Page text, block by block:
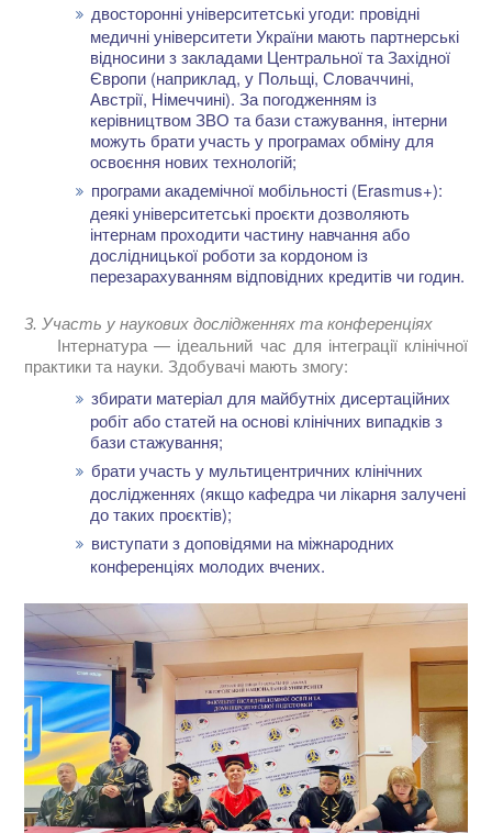
двосторонні університетські угоди: провідні
медичні університети України мають партнерські
відносини з закладами Центральної та Західної
Європи (наприклад, у Польщі, Словаччині,
Австрії, Німеччині). За погодженням із
керівництвом ЗВО та бази стажування, інтерни
можуть брати участь у програмах обміну для
освоєння нових технологій;
програми академічної мобільності (Erasmus+):
деякі університетські проєкти дозволяють
інтернам проходити частину навчання або
дослідницької роботи за кордоном із
перезарахуванням відповідних кредитів чи годин.
3. Участь у наукових дослідженнях та конференціях
Інтернатура — ідеальний час для інтеграції клінічної
практики та науки. Здобувачі мають змогу:
збирати матеріал для майбутніх дисертаційних
робіт або статей на основі клінічних випадків з
бази стажування;
брати участь у мультицентричних клінічних
дослідженнях (якщо кафедра чи лікарня залучені
до таких проєктів);
виступати з доповідями на міжнародних
конференціях молодих вчених.